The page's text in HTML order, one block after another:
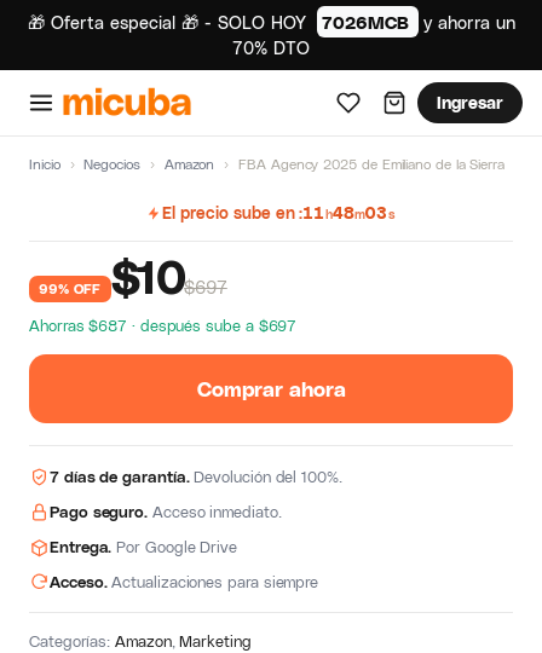
🎁 Oferta especial 🎁 - SOLO HOY 7026MCB
y ahorra un
70% DTO
Ingresar
Inicio › Negocios › Amazon › FBA Agency 2025 de Emiliano de la Sierra
El precio sube en 11h48m02s
99% OFF $10$697
Ahorras $687 · después sube a $697
Comprar ahora
7 días de garantía.Devolución del 100%.
Pago seguro. Acceso inmediato.
Entrega. Por Google Drive
Acceso.Actualizaciones para siempre
Categorías:Amazon,Marketing